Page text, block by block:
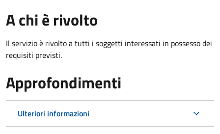
A chi è rivolto
Il servizio è rivolto a tutti i soggetti interessati in possesso dei
requisiti previsti.
Approfondimenti
Ulteriori informazioni